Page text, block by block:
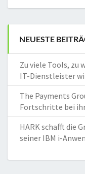
NEUESTE
Zu viele Tools, zu
IT-Dienstleister
The Payments
Fortschritte bei
HARK schafft die
seiner IBM i-